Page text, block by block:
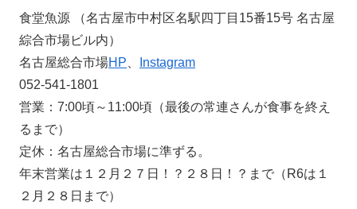
食堂魚源 （名古屋市中村区名駅四丁目15番15号 名古屋
綜合市場ビル内）
名古屋総合市場HP
Instagram
052-541-1801
営業：7:00頃～11:00頃（最後の常連さんが食事を終え
るまで）
定休：名古屋総合市場に準ずる。
年末営業は１２月２７日！？２８日！？まで（R6は１
２月２８日まで）